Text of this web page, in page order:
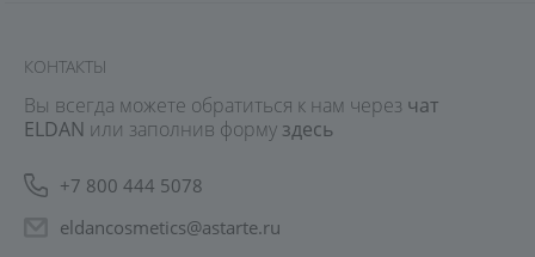
КОНТАКТЫ
Вы всегда можете обратиться к нам через чат
ELDAN или заполнив форму здесь
+7 800 444 5078
eldancosmetics@astarte.ru